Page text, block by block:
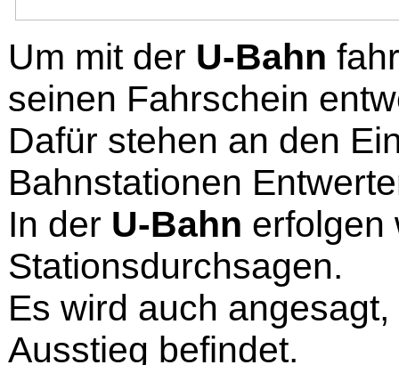
Um mit der U-Bahn
seinen Fahrschein
Dafür stehen an den
Bahnstationen
In der U-Bahn erfolgen
Stationsdurchsagen.
Es wird auch
Ausstieg befindet.